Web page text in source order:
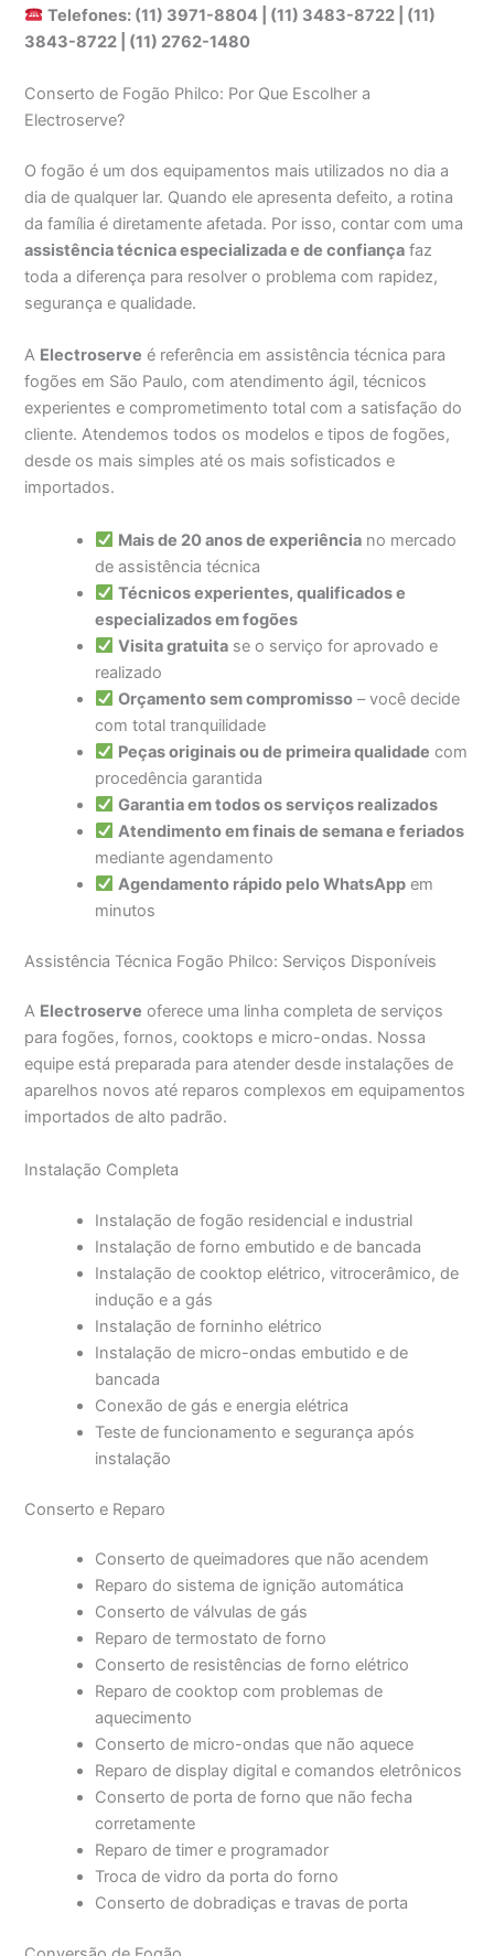
Telefones: (11) 3971-8804 | (11) 3483-8722 | (11)
3843-8722 | (11) 2762-1480
Conserto de Fogão Philco: Por Que Escolher a
Electroserve?
O fogão é um dos equipamentos mais utilizados no dia a
dia de qualquer lar. Quando ele apresenta defeito, a rotina
da família é diretamente afetada. Por isso, contar com uma
assistência técnica especializada e de confiança faz
toda a diferença para resolver o problema com rapidez,
segurança e qualidade.
A Electroserve é referência em assistência técnica para
fogões em São Paulo, com atendimento ágil, técnicos
experientes e comprometimento total com a satisfação do
cliente. Atendemos todos os modelos e tipos de fogões,
desde os mais simples até os mais sofisticados e
importados.
Mais de 20 anos de experiênciano mercado
de assistência técnica
Técnicos experientes, qualificados e
especializados em fogões
Visita gratuitase o serviço for aprovado e
realizado
Orçamento sem compromisso– você decide
com total tranquilidade
Peças originais ou de primeira qualidade com
procedência garantida
Garantia em todos os serviços realizados
Atendimento em finais de semana e feriados
mediante agendamento
Agendamento rápido pelo WhatsAppem
minutos
Assistência Técnica Fogão Philco: Serviços Disponíveis
A Electroserve oferece uma linha completa de serviços
para fogões, fornos, cooktops e micro-ondas. Nossa
equipe está preparada para atender desde instalações de
aparelhos novos até reparos complexos em equipamentos
importados de alto padrão.
Instalação Completa
Instalação de fogão residencial e industrial
Instalação de forno embutido e de bancada
Instalação de cooktop elétrico, vitrocerâmico, de
indução e a gás
Instalação de forninho elétrico
Instalação de micro-ondas embutido e de
bancada
Conexão de gás e energia elétrica
Teste de funcionamento e segurança após
instalação
Conserto e Reparo
Conserto de queimadores que não acendem
Reparo do sistema de ignição automática
Conserto de válvulas de gás
Reparo de termostato de forno
Conserto de resistências de forno elétrico
Reparo de cooktop com problemas de
aquecimento
Conserto de micro-ondas que não aquece
Reparo de display digital e comandos eletrônicos
Conserto de porta de forno que não fecha
corretamente
Reparo de timer e programador
Troca de vidro da porta do forno
Conserto de dobradiças e travas de porta